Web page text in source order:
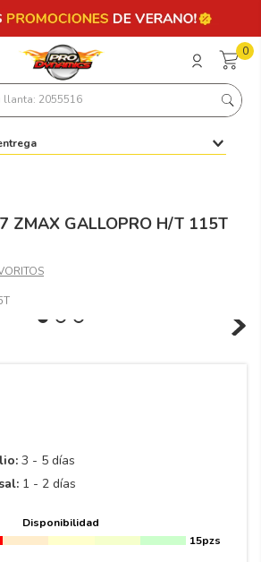
0
tu llanta: 2055516
ZMAX GALLOPRO H/T 115T
3 - 5 días
1 - 2 días
Disponibilidad
15pzs
Términos más buscados
10.
265